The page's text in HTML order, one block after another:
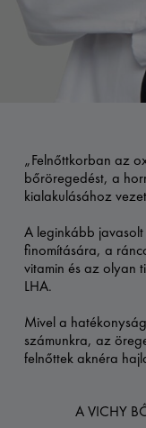
„Felnőttkorban az
bőröregedést, a
kialakulásához
A leginkább
finomítására, a
vitamin és az olyan
LHA.
Mivel a
számunkra, az
felnőttek aknéra
A VICHY